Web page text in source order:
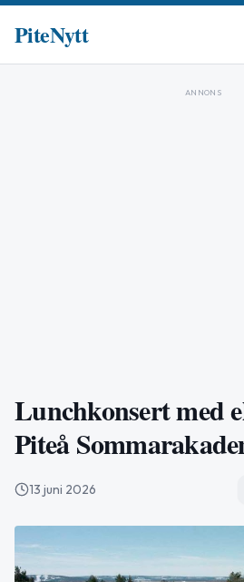
PiteNytt
ANNONS
Lunchkonsert med
Piteå
13 juni 2026